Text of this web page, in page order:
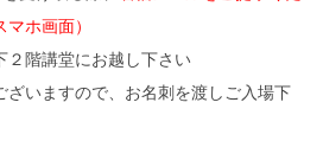
ホ画面）
２階講堂にお越し下さい
ざいますので、お名刺を渡しご入場下